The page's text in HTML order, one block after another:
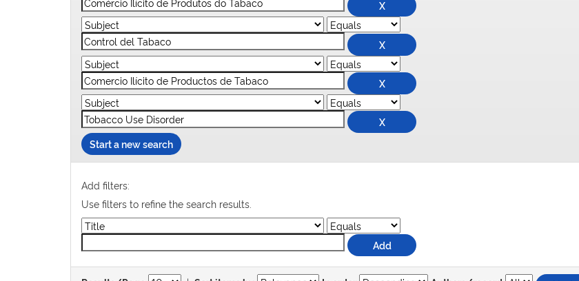
Start a new search
Add filters:
Use filters to refine the search results.